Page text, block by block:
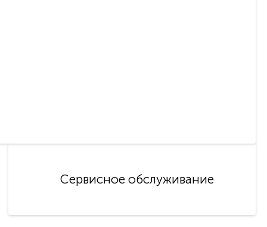
Сервисное обслуживание